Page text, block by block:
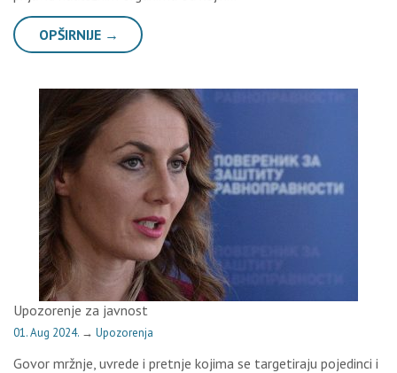
OPŠIRNIJE →
Upozorenje za javnost
01. Aug 2024. → Upozorenja
Govor mržnje, uvrede i pretnje kojima se targetiraju pojedinci i